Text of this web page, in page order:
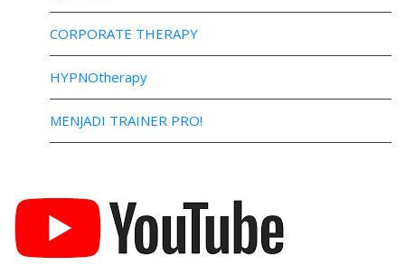
CORPORATE THERAPY
HYPNOtherapy
MENJADI TRAINER PRO!